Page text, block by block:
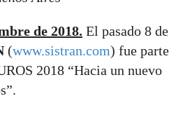
de 2018. El pasado 8 de
(www.sistran.com) fue parte
2018 “Hacia un nuevo